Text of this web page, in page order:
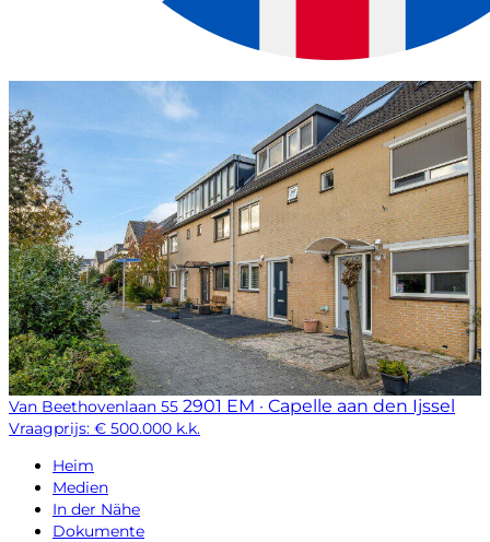
Van Beethovenlaan 55 2901 EM · Capelle aan den Ijssel
Vraagprijs: € 500.000 k.k.
Heim
Medien
In der Nähe
Dokumente